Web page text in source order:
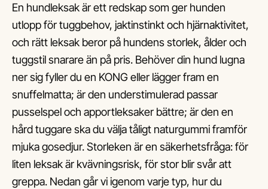
En hundleksak är ett redskap som ger hunden
utlopp för tuggbehov, jaktinstinkt och hjärnaktivitet,
och rätt leksak beror på hundens storlek, ålder och
tuggstil snarare än på pris. Behöver din hund lugna
ner sig fyller du en KONG eller lägger fram en
snuffelmatta; är den understimulerad passar
pusselspel och apportleksaker bättre; är den en
hård tuggare ska du välja tåligt naturgummi framför
mjuka gosedjur. Storleken är en säkerhetsfråga: för
liten leksak är kvävningsrisk, för stor blir svår att
greppa. Nedan går vi igenom varje typ, hur du